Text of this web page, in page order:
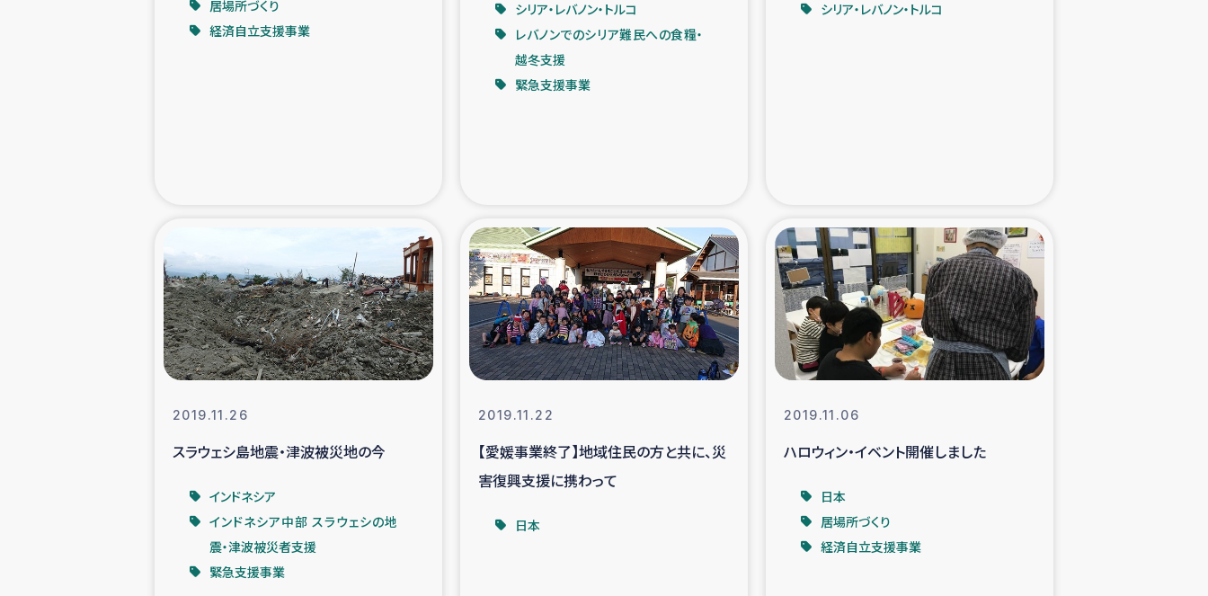
ガザ地区における被災住民への緊急支援 ガザ地区酪農を通した女性グループの生計支援
ふりかけ普及と食生活改善による栄養改善事業
トルコ・シリア地震被災者支援 デニヤヤ小規模紅茶農家支援
コーヒー生産者支援 アイナロ県マウベシ郡でのコーヒー畑改善事業
ベイルート大規模爆発被災者支援 女性の生計向上支援
居場所づくり
経済自立支援事業
シリア・レバノン・トルコ
レバノンでのシリア難民への食糧・
越冬支援
緊急支援事業
シリア・レバノン・トルコ
2019.11.26
スラウェシ島地震・津波被災地の今
インドネシア
インドネシア中部 スラウェシの地
震・津波被災者支援
緊急支援事業
2019.11.22
【愛媛事業終了】地域住民の方と共に、災
害復興支援に携わって
日本
2019.11.06
ハロウィン・イベント開催しました
日本
居場所づくり
経済自立支援事業